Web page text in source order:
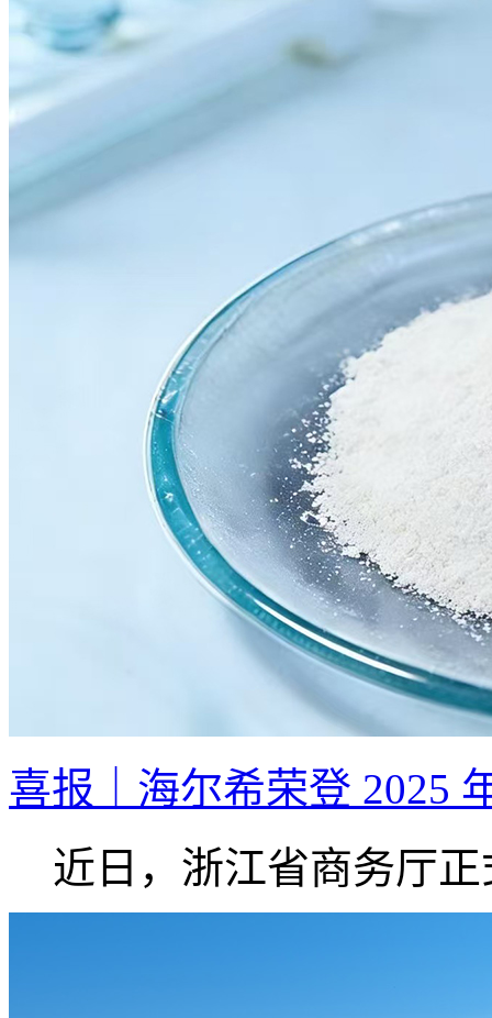
喜报｜海尔希荣登 2025
近日，浙江省商务厅正